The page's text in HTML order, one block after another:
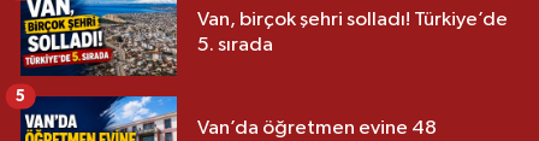
Van, birçok şehri solladı! Türkiye’de
5. sırada
Van’da öğretmen evine 48
5